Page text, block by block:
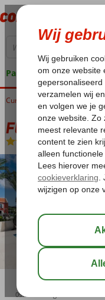
Pakketgarantie
Home
Curaçao Willemstad Fly &
Fly & Go
Logies-Hotel
09:00